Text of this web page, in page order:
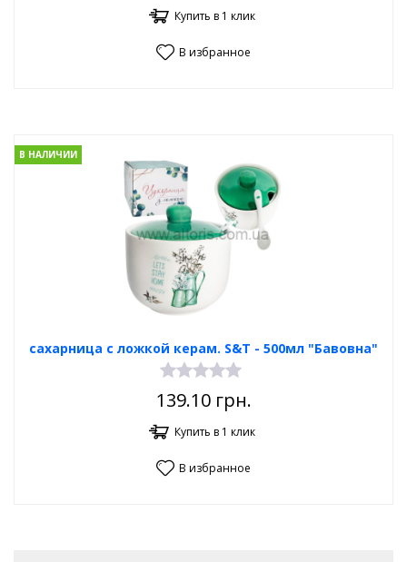
Купить в 1 клик
В избранное
сахарница с ложкой керам. S&T - 500мл "Бавовна"
В НАЛИЧИИ
139.10грн.
Купить в 1 клик
В избранное